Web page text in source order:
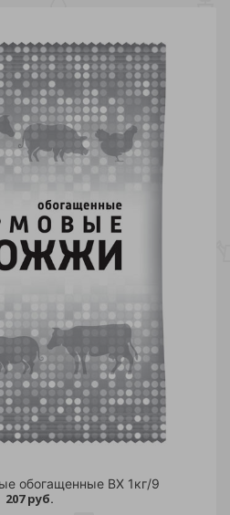
обогащенные ВХ 1кг/9
207 руб.